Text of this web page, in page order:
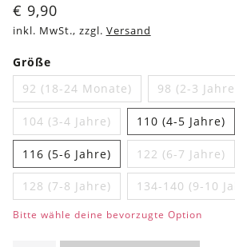
€ 9,90
inkl. MwSt., zzgl. Versand
Größe
92 (18-24 Monate)
98 (2-3
104 (3-4 Jahre) 110 (4-5 Jahre)
116 (5-6 Jahre) 122 (6-7 Jahre)
128 (7-8 Jahre) 134-140 (9-10
Bitte wähle deine bevorzugte Option